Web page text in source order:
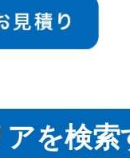
を検索